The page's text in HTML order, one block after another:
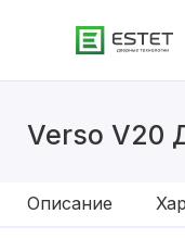
Verso V20
Описание